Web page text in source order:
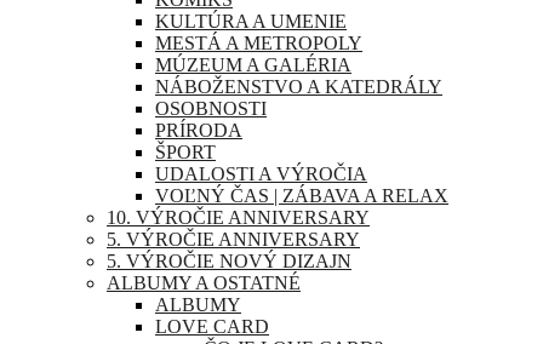
KULTÚRA A UMENIE
MESTÁ A METROPOLY
MÚZEUM A GALÉRIA
NÁBOŽENSTVO A KATEDRÁLY
OSOBNOSTI
PRÍRODA
ŠPORT
UDALOSTI A VÝROČIA
VOĽNÝ ČAS | ZÁBAVA A RELAX
10. VÝROČIE ANNIVERSARY
5. VÝROČIE ANNIVERSARY
5. VÝROČIE NOVÝ DIZAJN
ALBUMY A OSTATNÉ
ALBUMY
LOVE CARD